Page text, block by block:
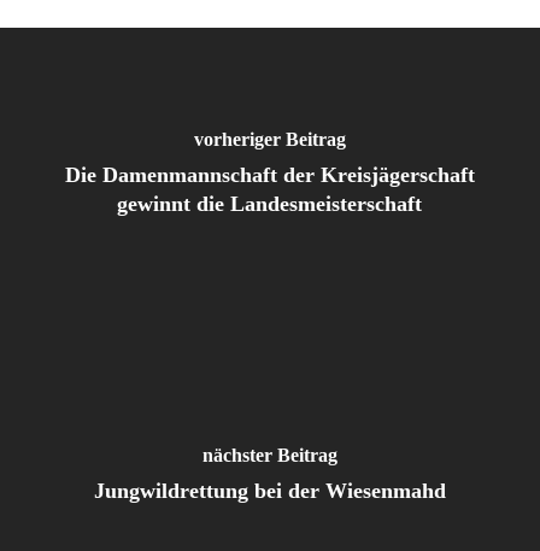
vorheriger Beitrag
Die Damenmannschaft der Kreisjägerschaft
gewinnt die Landesmeisterschaft
nächster Beitrag
Jungwildrettung bei der Wiesenmahd